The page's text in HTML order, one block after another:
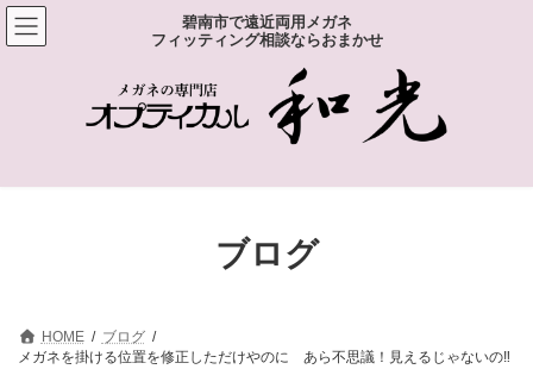
コ
ン
テ
ナ
ビ
ゲ
碧南市で遠近両用メガネ
フィッティング相談ならおまかせ
ブログ
HOME
ブログ
メガネを掛ける位置を修正しただけやのに あら不思議！見えるじゃないの‼